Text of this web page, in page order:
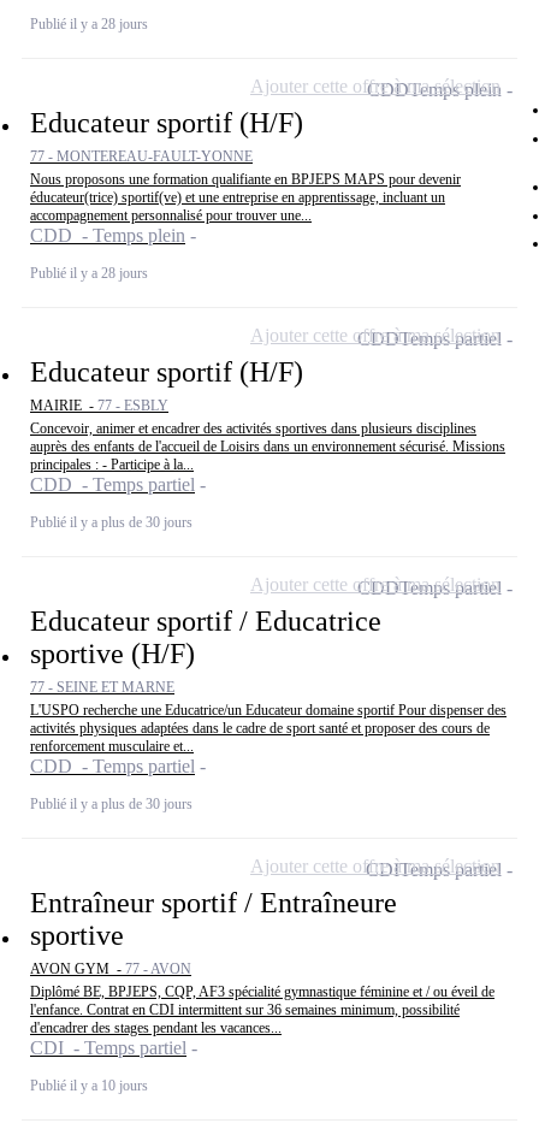
Publié il y a 28 jours
Educateur sportif (H/F)
77 - MONTEREAU-FAULT-YONNE
Nous proposons une formation qualifiante en BPJEPS MAPS pour devenir
éducateur(trice) sportif(ve) et une entreprise en apprentissage, incluant un
accompagnement personnalisé pour trouver une...
CDD - Temps plein
Publié il y a 28 jours
CDDTemps plein
Ajouter cette offre à ma sélection
Educateur sportif (H/F)
MAIRIE - 77 - ESBLY
Concevoir, animer et encadrer des activités sportives dans plusieurs disciplines
auprès des enfants de l'accueil de Loisirs dans un environnement sécurisé. Missions
principales : - Participe à la...
CDD - Temps partiel
Publié il y a plus de 30 jours
CDDTemps partiel
Ajouter cette offre à ma sélection
Educateur sportif / Educatrice
sportive (H/F)
77 - SEINE ET MARNE
L'USPO recherche une Educatrice/un Educateur domaine sportif Pour dispenser des
activités physiques adaptées dans le cadre de sport santé et proposer des cours de
renforcement musculaire et...
CDD - Temps partiel
Publié il y a plus de 30 jours
CDDTemps partiel
Ajouter cette offre à ma sélection
Entraîneur sportif / Entraîneure
sportive
AVON GYM - 77 - AVON
Diplômé BE, BPJEPS, CQP, AF3 spécialité gymnastique féminine et / ou éveil de
l'enfance. Contrat en CDI intermittent sur 36 semaines minimum, possibilité
d'encadrer des stages pendant les vacances...
CDI - Temps partiel
Publié il y a 10 jours
CDITemps partiel
Ajouter cette offre à ma sélection